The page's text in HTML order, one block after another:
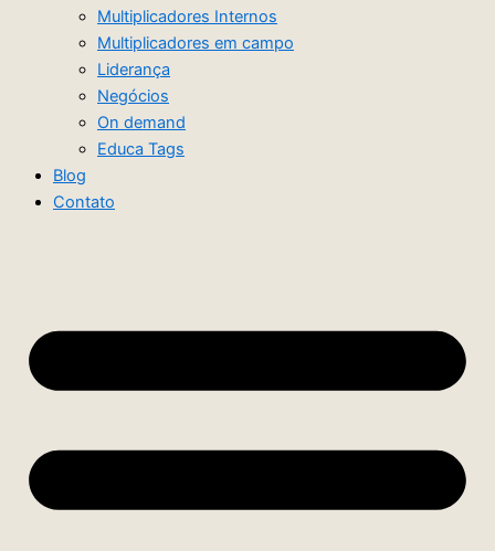
Multiplicadores Internos
Multiplicadores em campo
Liderança
Negócios
On demand
Educa Tags
Blog
Contato